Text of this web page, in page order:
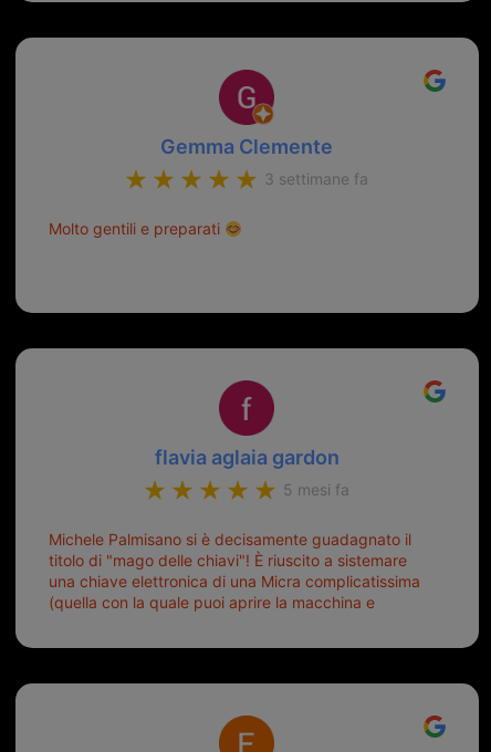
Gemma Clemente
3 settimane fa
Molto gentili e preparati
flavia aglaia gardon
5 mesi fa
Michele Palmisano si è decisamente guadagnato il
titolo di "mago delle chiavi"! È riuscito a sistemare
una chiave elettronica di una Micra complicatissima
(quella con la quale puoi aprire la macchina e
borsa!) che era pronta per la pattumiera... Avevo
pietose, si era perso il coperchietto, la chiave era
bisognava stare attenti che non ti staccasse la